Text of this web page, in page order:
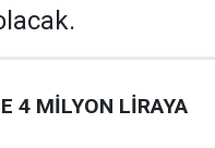
4 MİLYON LİRAYA